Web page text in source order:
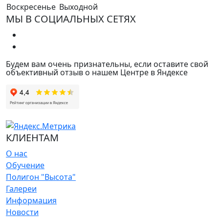
Воскресенье Выходной
МЫ В СОЦИАЛЬНЫХ СЕТЯХ
Будем вам очень признательны, если оставите свой
объективный отзыв о нашем Центре в Яндексе
КЛИЕНТАМ
О нас
Обучение
Полигон "Высота"
Галереи
Информация
Новости